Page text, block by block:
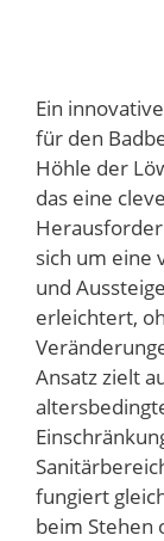
Ein
für den
Höhle der
das eine
sich um eine
und
erleichtert,
Ansatz zielt
fungiert
beim Stehen